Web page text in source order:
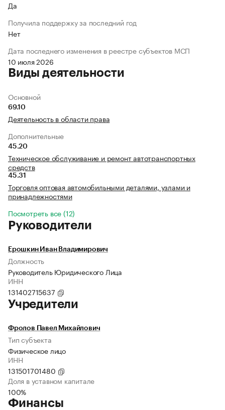
Да
Получила поддержку за последний год
Нет
Дата последнего изменения в реестре субъектов МСП
10 июля 2026
Виды деятельности
Основной
69.10
Деятельность в области права
Дополнительные
45.20
Техническое обслуживание и ремонт автотранспортных
средств
45.31
Торговля оптовая автомобильными деталями, узлами и
принадлежностями
Посмотреть все (12)
Руководители
Ерошкин Иван Владимирович
Должность
Руководитель Юридического Лица
ИНН
131402715637
Учредители
Фролов Павел Михайлович
Тип субъекта
Физическое лицо
ИНН
131501701480
Доля в уставном капитале
100%
Финансы